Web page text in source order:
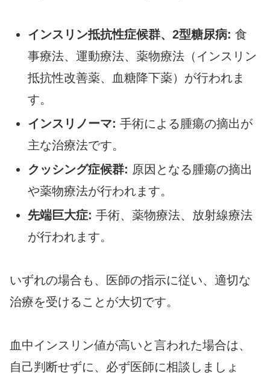
インスリン抵抗性症候群、2型糖尿病: 食
事療法、運動療法、薬物療法（インスリン
抵抗性改善薬、血糖降下薬）が行われま
す。
インスリノーマ: 手術による腫瘍の摘出が
主な治療法です。
クッシング症候群: 原因となる腫瘍の摘出
や薬物療法が行われます。
先端巨大症: 手術、薬物療法、放射線療法
が行われます。
いずれの場合も、医師の指示に従い、適切な
治療を受けることが大切です。
血中インスリン値が高いと言われた場合は、
自己判断せずに、必ず医師に相談しましょ